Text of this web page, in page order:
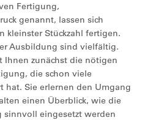
Fertigung,
genannt, lassen sich
kleinster Stückzahl fertigen.
Ausbildung sind vielfältig.
Ihnen zunächst die nötigen
die schon viele
hat. Sie erlernen den Umgang
einen Überblick, wie die
sinnvoll eingesetzt werden